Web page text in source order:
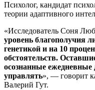
Психолог, кандидат
теории адаптивного
«Исследователь Соня
уровень благополучия
генетикой и на 10
обстоятельств.
осознанные
управлять», — говорит
Валерий Гут.